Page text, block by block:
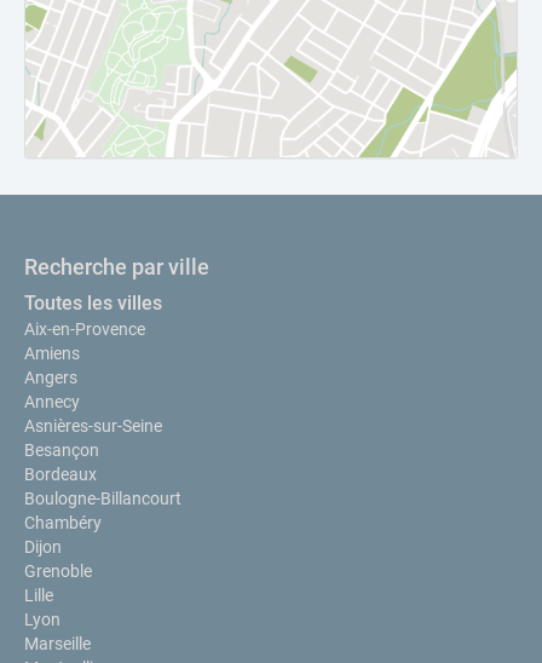
Recherche par ville
Toutes les villes
Aix-en-Provence
Amiens
Angers
Annecy
Asnières-sur-Seine
Besançon
Bordeaux
Boulogne-Billancourt
Chambéry
Dijon
Grenoble
Lille
Lyon
Marseille